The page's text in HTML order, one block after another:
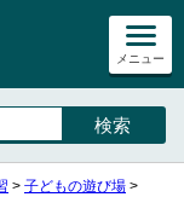
メニュー
> 子どもの遊び場 >